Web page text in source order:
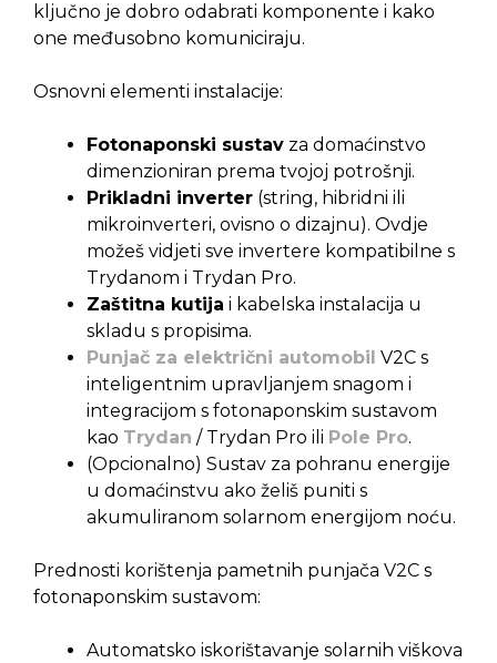
ključno je dobro odabrati komponente i kako
one međusobno komuniciraju.
Osnovni elementi instalacije:
Fotonaponski sustav za domaćinstvo
dimenzioniran prema tvojoj potrošnji.
Prikladni inverter (string, hibridni ili
mikroinverteri, ovisno o dizajnu). Ovdje
možeš vidjeti sve invertere kompatibilne s
Trydanom i Trydan Pro.
Zaštitna kutija i kabelska instalacija u
skladu s propisima.
Punjač za električni automobil V2C s
inteligentnim upravljanjem snagom i
integracijom s fotonaponskim sustavom
kao Trydan / Trydan Pro ili Pole Pro.
(Opcionalno) Sustav za pohranu energije
u domaćinstvu ako želiš puniti s
akumuliranom solarnom energijom noću.
Prednosti korištenja pametnih punjača V2C s
fotonaponskim sustavom:
Automatsko iskorištavanje solarnih viškova